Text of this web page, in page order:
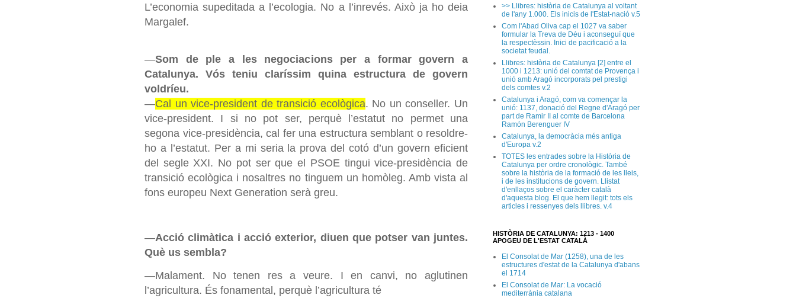
L’economia supeditada a l’ecologia. No a l’inrevés. Això ja ho deia
Margalef.
—Som de ple a les negociacions per a formar govern a
Catalunya. Vós teniu claríssim quina estructura de govern
voldríeu.
—Cal un vice-president de transició ecològica. No un conseller. Un
vice-president. I si no pot ser, perquè l’estatut no permet una
segona vice-presidència, cal fer una estructura semblant o resoldre-
ho a l’estatut. Per a mi seria la prova del cotó d’un govern eficient
del segle XXI. No pot ser que el PSOE tingui vice-presidència de
transició ecològica i nosaltres no tinguem un homòleg. Amb vista al
fons europeu Next Generation serà greu.
—Acció climàtica i acció exterior, diuen que potser van juntes.
Què us sembla?
—Malament. No tenen res a veure. I en canvi, no aglutinen
l’agricultura. És fonamental, perquè l’agricultura té
>> Llibres: història de Catalunya al voltant
de l'any 1.000. Els inicis de l'Estat-nació v.5
Com l'Abad Oliva cap el 1027 va saber
formular la Treva de Déu i aconseguí que
la respectèssin. Inici de pacificació a la
societat feudal.
Llibres: història de Catalunya [2] entre el
1000 i 1213: unió del comtat de Provença i
unió amb Aragó incorporats pel prestigi
dels comtes v.2
Catalunya i Aragó, com va començar la
unió: 1137, donació del Regne d'Aragó per
part de Ramir II al comte de Barcelona
Ramón Berenguer IV
Catalunya, la democràcia més antiga
d'Europa v.2
TOTES les entrades sobre la Història de
Catalunya per ordre cronològic. També
sobre la història de la formació de les lleis,
i de les institucions de govern. Llistat
d'enllaços sobre el caràcter català
d'aquesta blog. El que hem llegit: tots els
articles i ressenyes dels llibres. v.4
HISTÒRIA DE CATALUNYA: 1213 - 1400
APOGEU DE L'ESTAT CATALÀ
El Consolat de Mar (1258), una de les
estructures d'estat de la Catalunya d'abans
el 1714
El Consolat de Mar: La vocació
mediterrània catalana